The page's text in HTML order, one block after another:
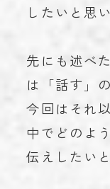
したいと思
先にも述べ
は「話す」
今回はそれ
中でどのよ
伝えしたい